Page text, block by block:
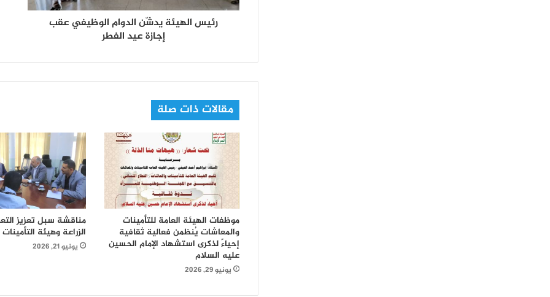
رئيس الهيئة يدشّن الدوام الوظيفي عقب
إجازة عيد الفطر
مقالات ذات صلة
موظفات الهيئة العامة للتأمينات
والمعاشات يُنظمن فعالية ثقافية
إحياءً لذكرى استشهاد الإمام الحسين
عليه السلام
يونيو 29, 2026
مناقشة سبل تعزيز
الزراعة وهيئة
يونيو 21, 2026